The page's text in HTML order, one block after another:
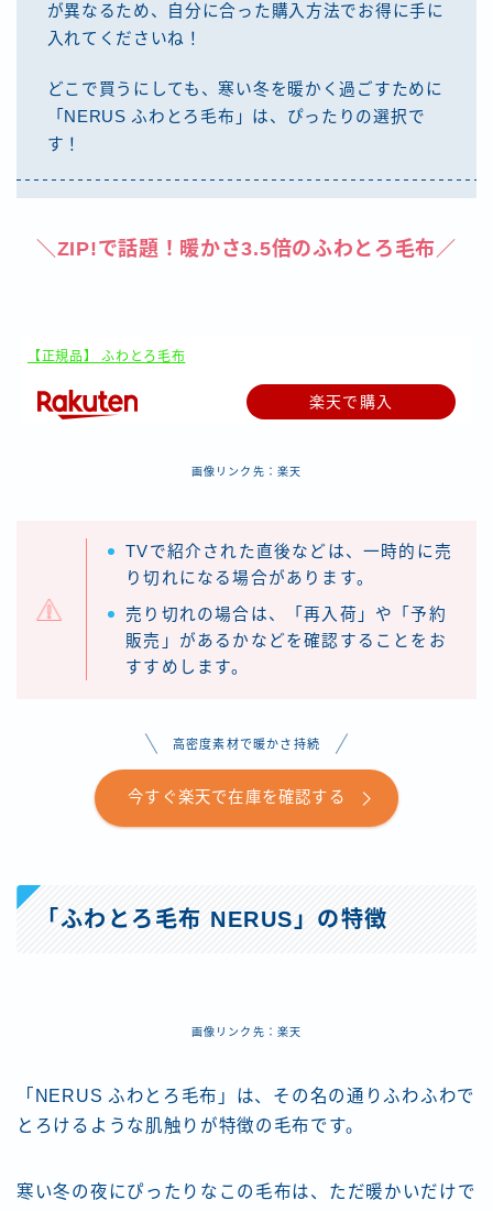
が異なるため、自分に合った購入方法でお得に手に
入れてくださいね！
どこで買うにしても、寒い冬を暖かく過ごすために
「NERUS ふわとろ毛布」は、ぴったりの選択で
す！
＼ZIP!で話題！暖かさ3.5倍のふわとろ毛布／
【正規品】 ふわとろ毛布
楽天で購入
画像リンク先：楽天
TVで紹介された直後などは、一時的に売
り切れになる場合があります。
売り切れの場合は、「再入荷」や「予約
販売」があるかなどを確認することをお
すすめします。
高密度素材で暖かさ持続
今すぐ楽天で在庫を確認する
「ふわとろ毛布 NERUS」の特徴
画像リンク先：楽天
「NERUS ふわとろ毛布」は、その名の通りふわふわで
とろけるような肌触りが特徴の毛布です。
寒い冬の夜にぴったりなこの毛布は、ただ暖かいだけで